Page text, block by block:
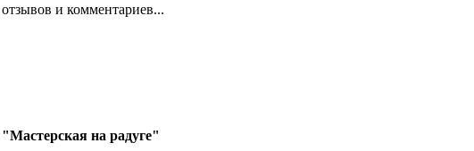
и комментариев...
на радуге"